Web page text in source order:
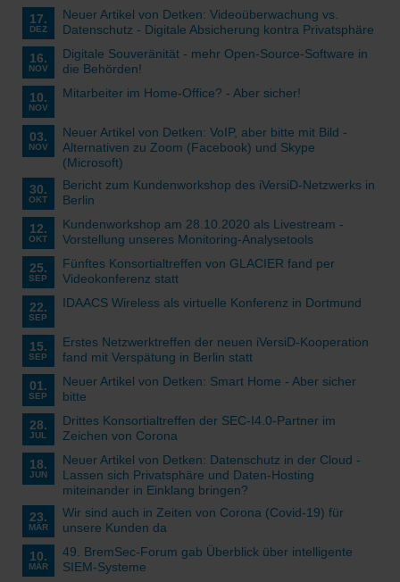
17.
DEZ
Neuer Artikel von Detken: Videoüberwachung vs.
Datenschutz - Digitale Absicherung kontra Privatsphäre
16.
NOV
Digitale Souveränität - mehr Open-Source-Software in
die Behörden!
10.
NOV
Mitarbeiter im Home-Office? - Aber sicher!
03.
NOV
Neuer Artikel von Detken: VoIP, aber bitte mit Bild -
Alternativen zu Zoom (Facebook) und Skype
(Microsoft)
30.
OKT
Bericht zum Kundenworkshop des iVersiD-Netzwerks in
Berlin
12.
OKT
Kundenworkshop am 28.10.2020 als Livestream -
Vorstellung unseres Monitoring-Analysetools
25.
SEP
Fünftes Konsortialtreffen von GLACIER fand per
Videokonferenz statt
22.
SEP
IDAACS Wireless als virtuelle Konferenz in Dortmund
15.
SEP
Erstes Netzwerktreffen der neuen iVersiD-Kooperation
fand mit Verspätung in Berlin statt
01.
SEP
Neuer Artikel von Detken: Smart Home - Aber sicher
bitte
28.
JUL
Drittes Konsortialtreffen der SEC-I4.0-Partner im
Zeichen von Corona
18.
JUN
Neuer Artikel von Detken: Datenschutz in der Cloud -
Lassen sich Privatsphäre und Daten-Hosting
miteinander in Einklang bringen?
23.
MÄR
Wir sind auch in Zeiten von Corona (Covid-19) für
unsere Kunden da
10.
MÄR
49. BremSec-Forum gab Überblick über intelligente
SIEM-Systeme